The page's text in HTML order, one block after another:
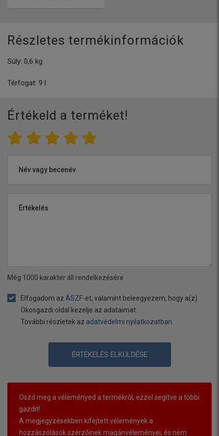
Részletes termékinformációk
Súly: 0,6 kg
Térfogat: 9 l
Értékeld a terméket!
Név vagy becenév
Értékelés
Még 1000 karakter áll rendelkezésére
Elfogadom az ÁSZF-et, valamint beleegyezem, hogy a(z)
Okosgazdi oldal kezelje az adataimat.
További részletek az adatvédelmi nyilatkozatban
ÉRTÉKELÉS ELKÜLDÉSE
Oszd meg a véleményed a termékről, ezzel segítve a többi
gazdit!
A megjegyzésekben kifejtett vélemények a
hozzászólások szerzőinek magánvéleményei, és nem